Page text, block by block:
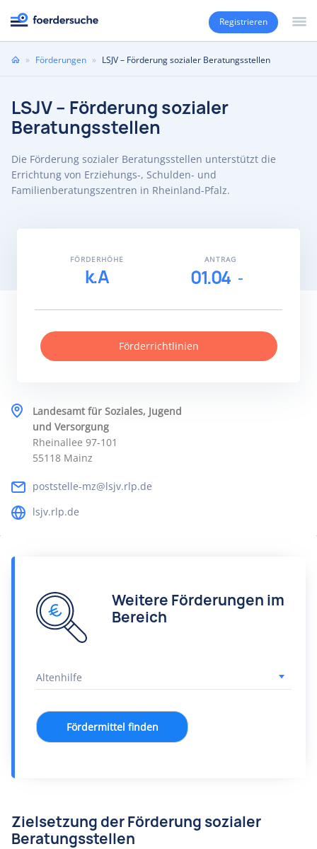
Registrieren
Sie» Förderungen » LSJV – Förderung sozialer Beratungsstellen
LSJV – Förderung sozialer
Beratungsstellen
Die Förderung sozialer Beratungsstellen unterstützt die
Errichtung von Erziehungs-, Schulden- und
Familienberatungszentren in Rheinland-Pfalz.
Landesamt für Soziales, Jugend
und Versorgung
Rheinallee 97-101
55118 Mainz
poststelle-mz@lsjv.rlp.de
lsjv.rlp.de
FÖRDERHÖHE
k.A
ANTRAG
01.04
Förderrichtlinien
Weitere Förderungen im
Bereich
Fördermittel finden
Zielsetzung der Förderung sozialer
Beratungsstellen